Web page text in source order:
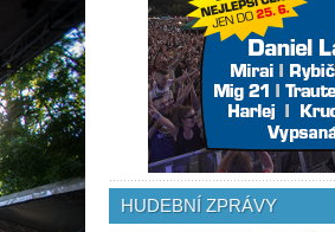
HUDEBNÍ ZPRÁVY